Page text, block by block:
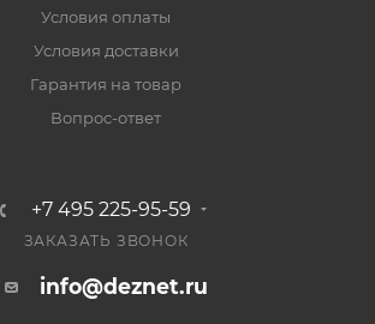
Условия оплаты
Условия доставки
Гарантия на товар
Вопрос-ответ
+7 495 225-95-59
ЗАКАЗАТЬ ЗВОНОК
info@deznet.ru